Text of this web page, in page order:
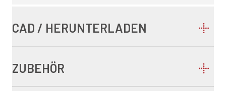
CAD / HERUNTERLADEN
ZUBEHÖR